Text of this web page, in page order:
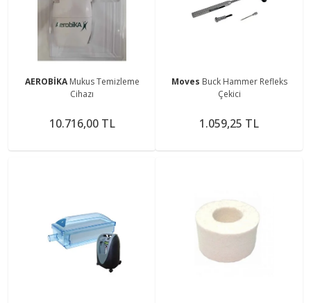
AEROBİKAMukus Temizleme
Cihazı
10.716,00 TL
Moves Buck Hammer Refleks
Çekici
1.059,25 TL